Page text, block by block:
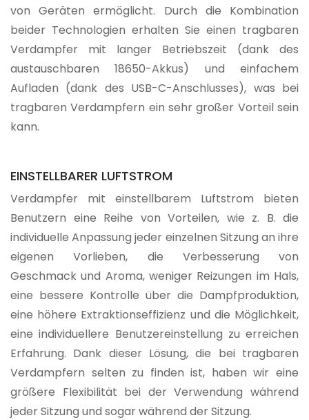
von Geräten ermöglicht. Durch die Kombination
beider Technologien erhalten Sie einen tragbaren
Verdampfer mit langer Betriebszeit (dank des
austauschbaren 18650-Akkus) und einfachem
Aufladen (dank des USB-C-Anschlusses), was bei
tragbaren Verdampfern ein sehr großer Vorteil sein
kann.
EINSTELLBARER LUFTSTROM
Verdampfer mit einstellbarem Luftstrom bieten
Benutzern eine Reihe von Vorteilen, wie z. B. die
individuelle Anpassung jeder einzelnen Sitzung an ihre
eigenen Vorlieben, die Verbesserung von
Geschmack und Aroma, weniger Reizungen im Hals,
eine bessere Kontrolle über die Dampfproduktion,
eine höhere Extraktionseffizienz und die Möglichkeit,
eine individuellere Benutzereinstellung zu erreichen
Erfahrung. Dank dieser Lösung, die bei tragbaren
Verdampfern selten zu finden ist, haben wir eine
größere Flexibilität bei der Verwendung während
jeder Sitzung und sogar während der Sitzung.